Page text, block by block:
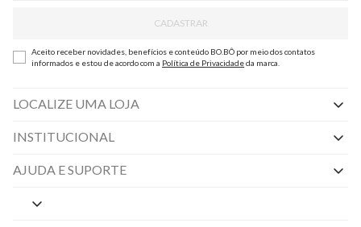
CADASTRAR
Aceito receber novidades, benefícios e conteúdo BO.BÔ por meio dos contatos
informados e estou de acordo com a Política de Privacidadeda marca.
LOCALIZE UMA LOJA
INSTITUCIONAL
Nossas Lojas
AJUDA E SUPORTE
Central de Preferências